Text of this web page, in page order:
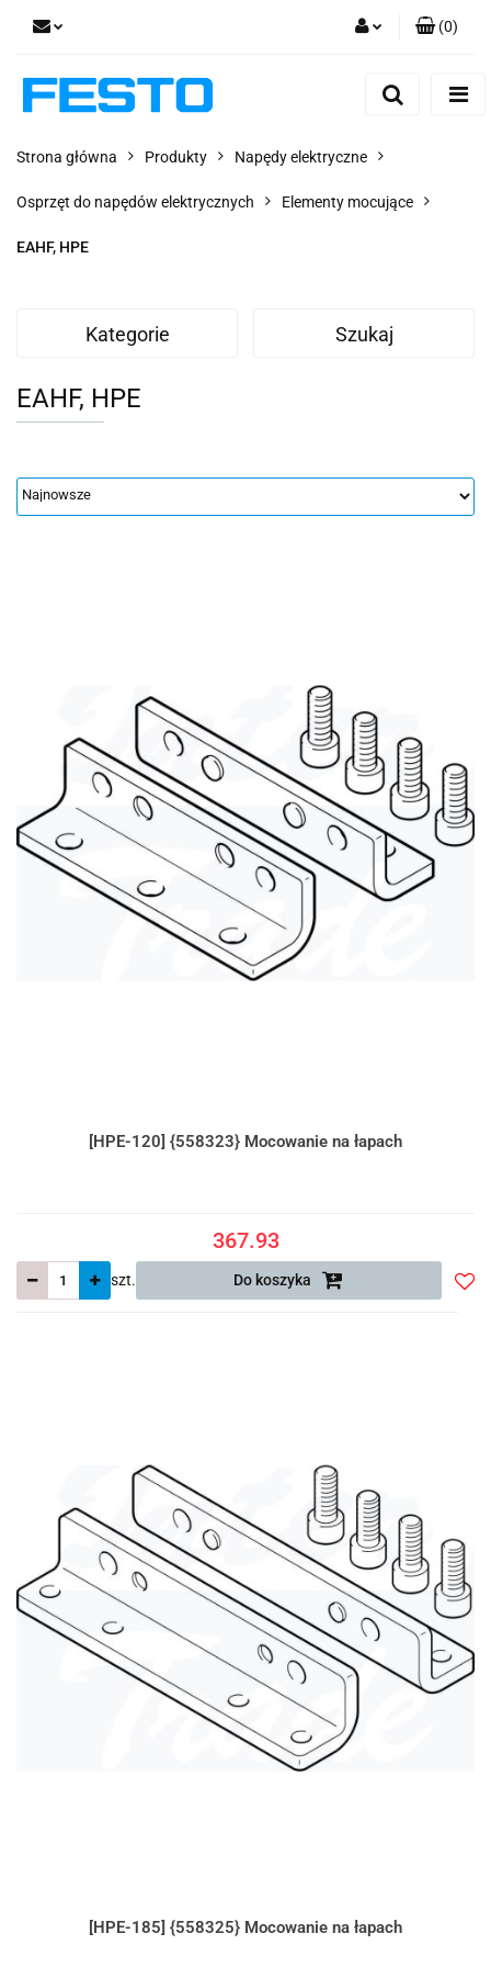
Dodaj zgłoszenie
(0)
Strona główna Produkty Napędy elektryczne
Osprzęt do napędów elektrycznych Elementy mocujące
EAHF, HPE
Kategorie Szukaj
EAHF, HPE
[HPE-120] {558323} Mocowanie na łapach
367.93
szt. Do koszyka
[HPE-185] {558325} Mocowanie na łapach